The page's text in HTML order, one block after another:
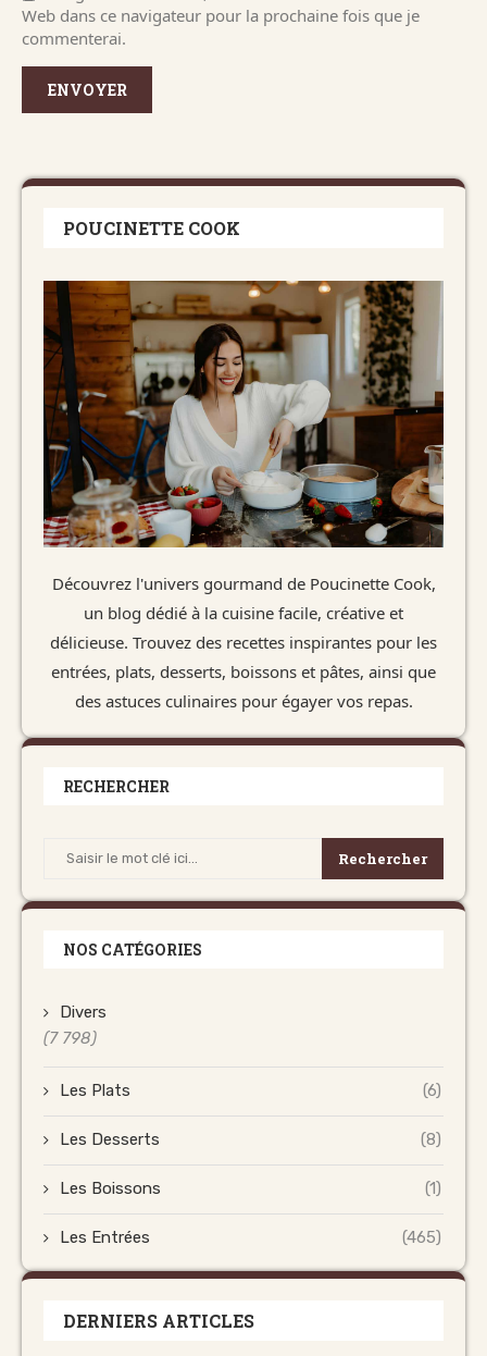
Web dans ce navigateur pour la prochaine fois que je
commenterai.
POUCINETTE COOK
Découvrez l'univers gourmand de Poucinette Cook,
un blog dédié à la cuisine facile, créative et
délicieuse. Trouvez des recettes inspirantes pour les
entrées, plats, desserts, boissons et pâtes, ainsi que
des astuces culinaires pour égayer vos repas.
RECHERCHER
Rechercher
NOS CATÉGORIES
Divers
(7 798)
Les Plats (6)
Les Desserts (8)
Les Boissons (1)
Les Entrées (465)
DERNIERS ARTICLES